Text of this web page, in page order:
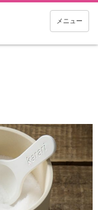
メニュー